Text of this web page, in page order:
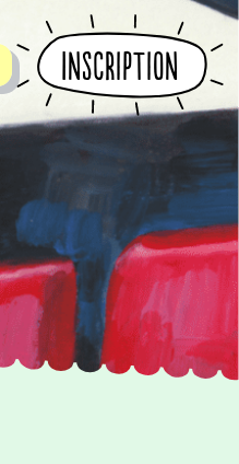
Inscription